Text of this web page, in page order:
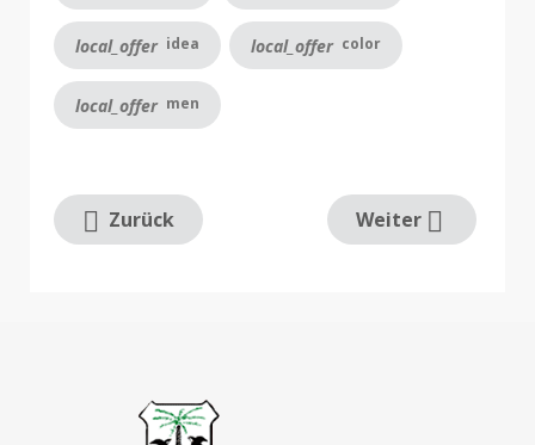
local_offer idea local_offer color
local_offer men
Zurück Weiter